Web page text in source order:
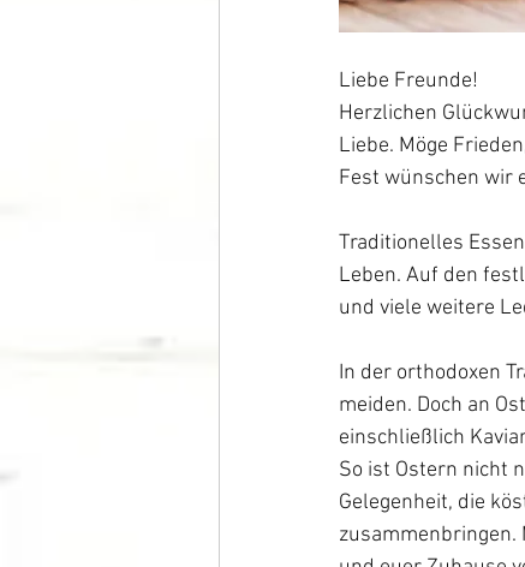
Liebe Freunde!
Herzlichen
Liebe. Möge
Fest wünschen wir
Traditionelles
Leben. Auf den
und viele weitere
In der orthodoxen
meiden. Doch an
einschließlich
So ist Ostern nicht
Gelegenheit, die
zusammenbringen.